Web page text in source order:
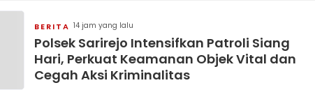
BERITA 14 jam yang lalu
Polsek Sarirejo Intensifkan Patroli Siang
Hari, Perkuat Keamanan Objek Vital dan
Cegah Aksi Kriminalitas